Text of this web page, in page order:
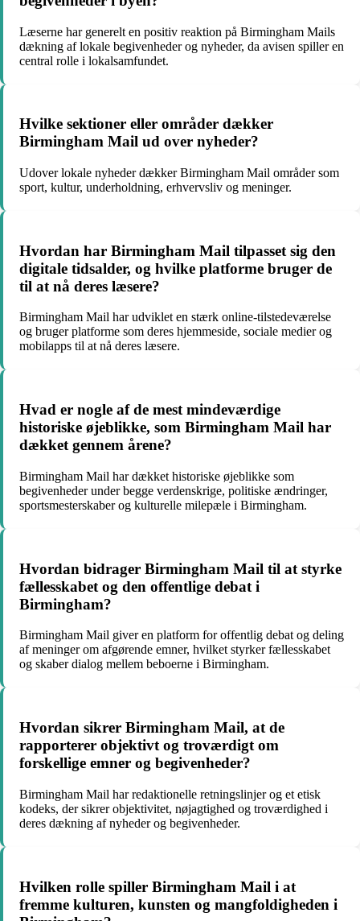
Læserne har generelt en positiv reaktion på Birmingham Mails
dækning af lokale begivenheder og nyheder, da avisen spiller en
central rolle i lokalsamfundet.
Hvilke sektioner eller områder dækker
Birmingham Mail ud over nyheder?
Udover lokale nyheder dækker Birmingham Mail områder som
sport, kultur, underholdning, erhvervsliv og meninger.
Hvordan har Birmingham Mail tilpasset sig den
digitale tidsalder, og hvilke platforme bruger de
til at nå deres læsere?
Birmingham Mail har udviklet en stærk online-tilstedeværelse
og bruger platforme som deres hjemmeside, sociale medier og
mobilapps til at nå deres læsere.
Hvad er nogle af de mest mindeværdige
historiske øjeblikke, som Birmingham Mail har
dækket gennem årene?
Birmingham Mail har dækket historiske øjeblikke som
begivenheder under begge verdenskrige, politiske ændringer,
sportsmesterskaber og kulturelle milepæle i Birmingham.
Hvordan bidrager Birmingham Mail til at styrke
fællesskabet og den offentlige debat i
Birmingham?
Birmingham Mail giver en platform for offentlig debat og deling
af meninger om afgørende emner, hvilket styrker fællesskabet
og skaber dialog mellem beboerne i Birmingham.
Hvordan sikrer Birmingham Mail, at de
rapporterer objektivt og troværdigt om
forskellige emner og begivenheder?
Birmingham Mail har redaktionelle retningslinjer og et etisk
kodeks, der sikrer objektivitet, nøjagtighed og troværdighed i
deres dækning af nyheder og begivenheder.
Hvilken rolle spiller Birmingham Mail i at
fremme kulturen, kunsten og mangfoldigheden i